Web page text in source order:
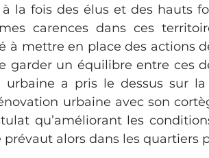
la fois des élus et des hauts
carences dans ces
à mettre en place des actions
garder un équilibre entre ces
a pris le dessus sur la
urbaine avec son
qu’améliorant les
alors dans les quartiers